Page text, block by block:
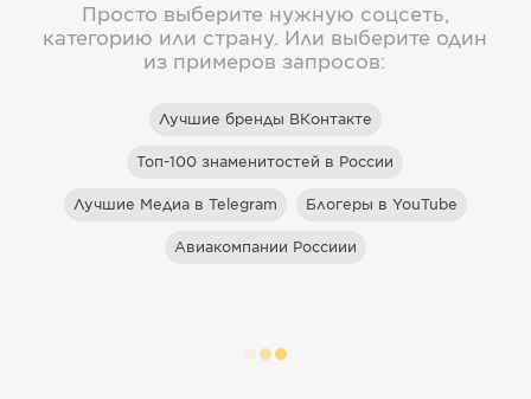
Просто выберите нужную соцсеть,
категорию или страну. Или выберите один
из примеров запросов:
Лучшие бренды ВКонтакте
Топ-100 знаменитостей в России
Лучшие Медиа в Telegram Блогеры в YouTube
Авиакомпании Россиии